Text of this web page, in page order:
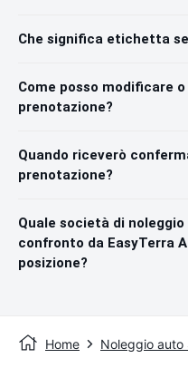
Che significa etichetta
Come posso modificare
prenotazione?
Quando riceverò
prenotazione?
Quale società di
confronto da EasyTerra
posizione?
Home Noleggio auto